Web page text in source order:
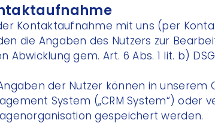
Kontaktaufnahme mit uns (per
die Angaben des Nutzers zur
Abwicklung gem. Art. 6 Abs. 1 lit. b)
der Nutzer können in
System („CRM System“) oder
gespeichert werden.